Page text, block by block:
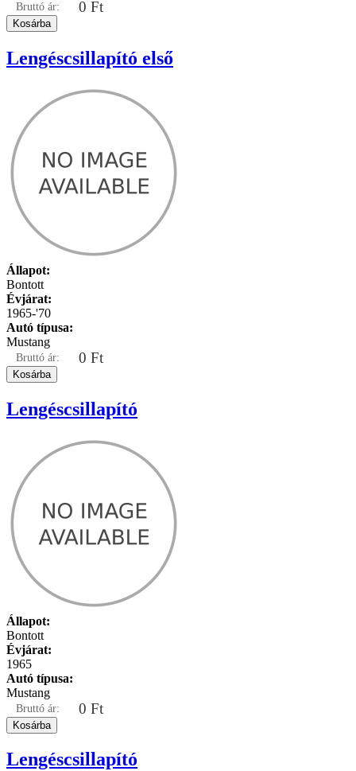
Bruttó ár: 0 Ft
Lengéscsillapító első
Állapot:
Bontott
Évjárat:
1965-'70
Autó típusa:
Mustang
Bruttó ár: 0 Ft
Lengéscsillapító
Állapot:
Bontott
Évjárat:
1965
Autó típusa:
Mustang
Bruttó ár: 0 Ft
Lengéscsillapító